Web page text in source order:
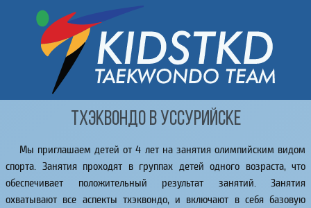
Тхэквондо в Уссурийске
Мы приглашаем детей от 4 лет на занятия олимпийским видом
спорта. Занятия проходят в группах детей одного возраста, что
обеспечивает положительный результат занятий. Занятия
охватывают все аспекты тхэквондо, и включают в себя базовую